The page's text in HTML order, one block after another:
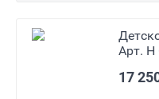
Арт. H
17